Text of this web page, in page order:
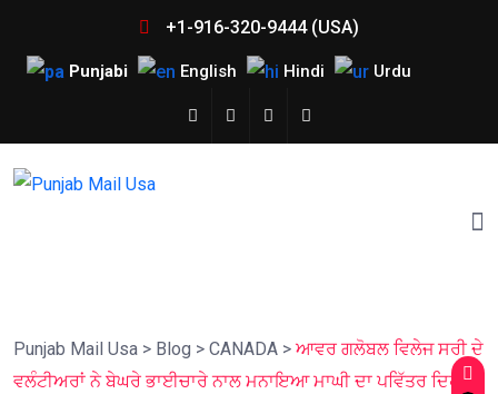
+1-916-320-9444 (USA)
Punjabi English Hindi Urdu
Punjab Mail Usa > Blog > CANADA > ਆਵਰ ਗਲੋਬਲ ਵਿਲੇਜ ਸਰੀ ਦੇ
ਵਲੰਟੀਅਰਾਂ ਨੇ ਬੇਘਰੇ ਭਾਈਚਾਰੇ ਨਾਲ ਮਨਾਇਆ ਮਾਘੀ ਦਾ ਪਵਿੱਤਰ ਦਿਹਾੜਾ